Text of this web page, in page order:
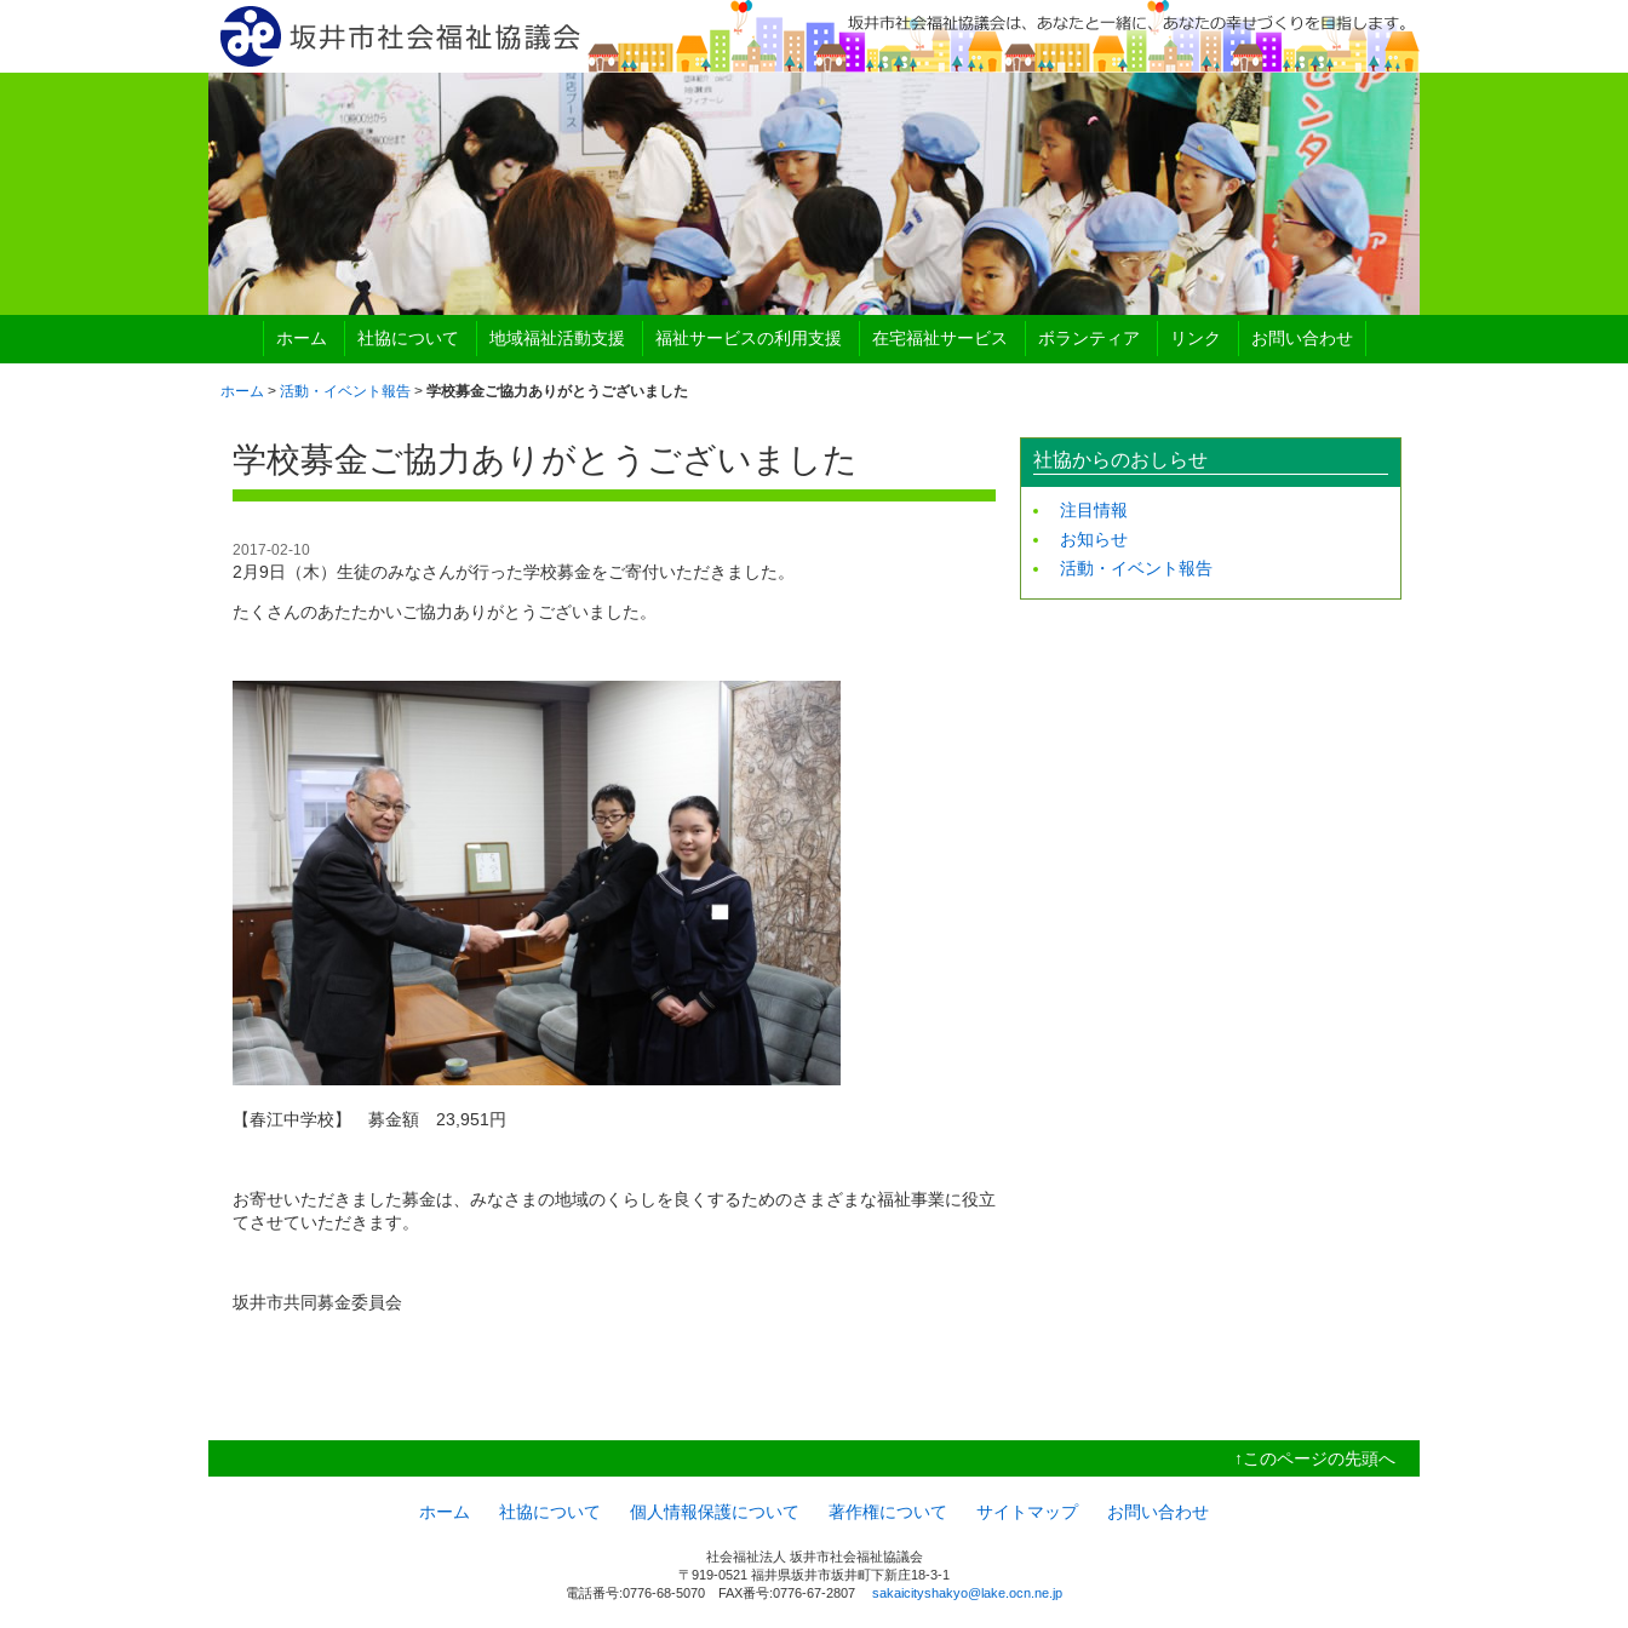
ホーム 社協について 地域福祉活動支援 福祉サービスの利用支援 在宅福祉サービス ボランティア リンク お問い合わせ
ホーム > 活動・イベント報告 > 学校募金ご協力ありがとうございました
学校募金ご協力ありがとうございました
2017-02-10
2月9日（木）生徒のみなさんが行った学校募金をご寄付いただきました。
たくさんのあたたかいご協力ありがとうございました。
【春江中学校】 募金額 23,951円
お寄せいただきました募金は、みなさまの地域のくらしを良くするためのさまざまな福祉事業に役立
てさせていただきます。
坂井市共同募金委員会
社協からのおしらせ
注目情報
お知らせ
活動・イベント報告
↑このページの先頭へ
ホーム 社協について 個人情報保護について 著作権について サイトマップ お問い合わせ
社会福祉法人 坂井市社会福祉協議会
〒919-0521 福井県坂井市坂井町下新庄18-3-1
電話番号:0776-68-5070 FAX番号:0776-67-2807 sakaicityshakyo@lake.ocn.ne.jp